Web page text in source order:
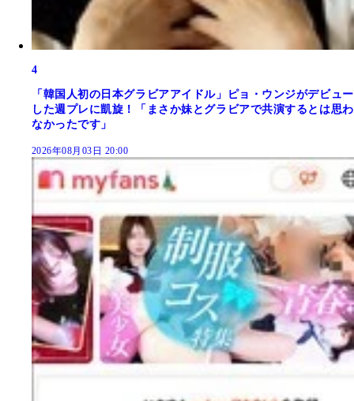
4
「韓国人初の日本グラビアアイドル」ピョ・ウンジがデビュー
した週プレに凱旋！「まさか妹とグラビアで共演するとは思わ
なかったです」
2026年08月03日 20:00